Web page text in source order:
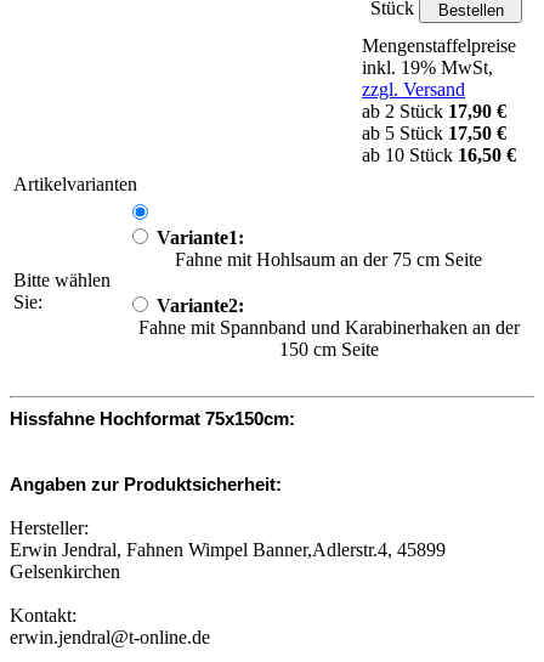
Stück
Mengenstaffelpreise
inkl. 19% MwSt,
zzgl. Versand
ab 2 Stück 17,90 €
ab 5 Stück 17,50 €
ab 10 Stück 16,50 €
Artikelvarianten
Bitte wählen
Sie:
Variante1:
Fahne mit Hohlsaum an der 75 cm Seite
Variante2:
Fahne mit Spannband und Karabinerhaken an der
150 cm Seite
Hissfahne Hochformat 75x150cm:
Angaben zur Produktsicherheit:
Hersteller:
Erwin Jendral, Fahnen Wimpel Banner,Adlerstr.4, 45899
Gelsenkirchen
Kontakt:
erwin.jendral@t-online.de